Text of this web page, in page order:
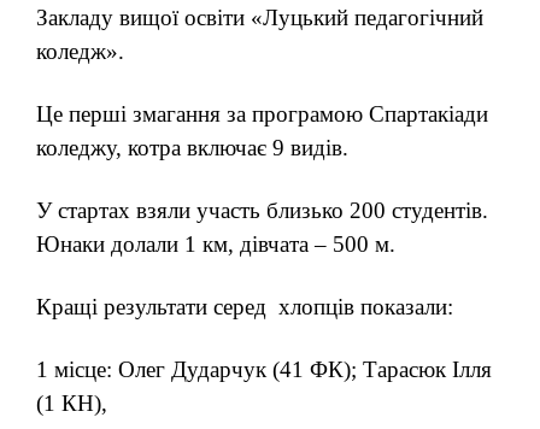
Закладу вищої освіти «Луцький педагогічний
коледж».
Це перші змагання за програмою Спартакіади
коледжу, котра включає 9 видів.
У стартах взяли участь близько 200 студентів.
Юнаки долали 1 км, дівчата – 500 м.
Кращі результати серед хлопців показали:
1 місце: Олег Дударчук (41 ФК); Тарасюк Ілля
(1 КН),